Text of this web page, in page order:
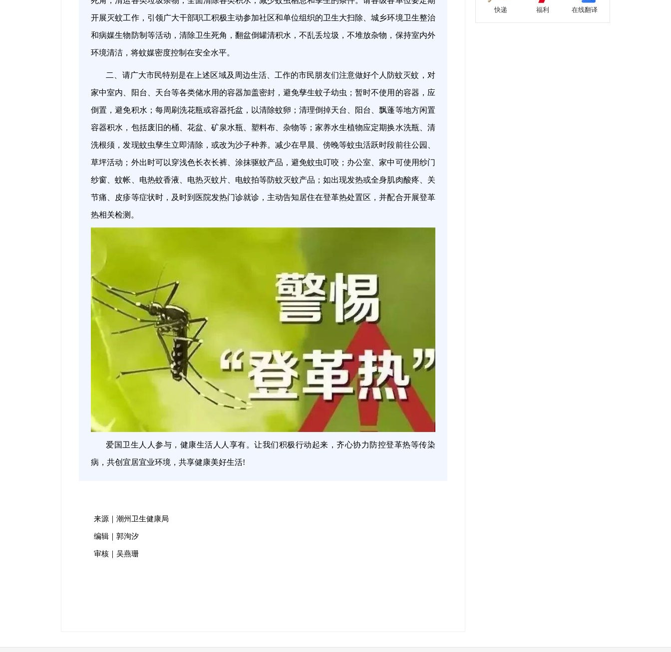
开展灭蚊工作，引领广大干部职工积极主动参加社区和单位组织的卫生大扫除、城乡环境卫生整治
和病媒生物防制等活动，清除卫生死角，翻盆倒罐清积水，不乱丢垃圾，不堆放杂物，保持室内外
环境清洁，将蚊媒密度控制在安全水平。
二、请广大市民特别是在上述区域及周边生活、工作的市民朋友们注意做好个人防蚊灭蚊，对
家中室内、阳台、天台等各类储水用的容器加盖密封，避免孳生蚊子幼虫；暂时不使用的容器，应
倒置，避免积水；每周刷洗花瓶或容器托盆，以清除蚊卵；清理倒掉天台、阳台、飘蓬等地方闲置
容器积水，包括废旧的桶、花盆、矿泉水瓶、塑料布、杂物等；家养水生植物应定期换水洗瓶、清
洗根须，发现蚊虫孳生立即清除，或改为沙子种养。减少在早晨、傍晚等蚊虫活跃时段前往公园、
草坪活动；外出时可以穿浅色长衣长裤、涂抹驱蚊产品，避免蚊虫叮咬；办公室、家中可使用纱门
纱窗、蚊帐、电热蚊香液、电热灭蚊片、电蚊拍等防蚊灭蚊产品；如出现发热或全身肌肉酸疼、关
节痛、皮疹等症状时，及时到医院发热门诊就诊，主动告知居住在登革热处置区，并配合开展登革
热相关检测。
爱国卫生人人参与，健康生活人人享有。让我们积极行动起来，齐心协力防控登革热等传染
病，共创宜居宜业环境，共享健康美好生活!
来源｜潮州卫生健康局
编辑｜郭洵汐
审核｜吴燕珊
快递 福利 在线翻译